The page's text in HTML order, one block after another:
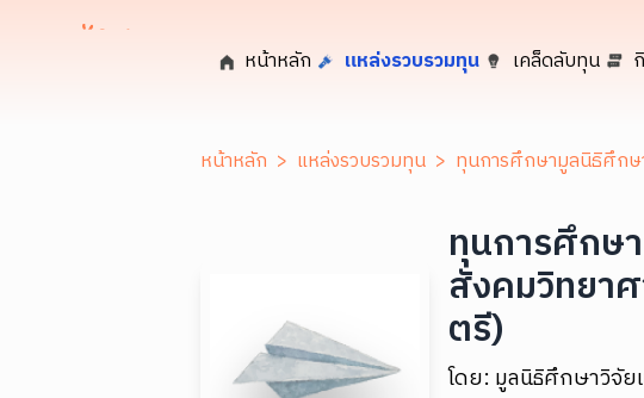
หน้าหลัก แหล่งรวบรวมทุน เคล็ดลับทุน
หน้าหลัก > แหล่งรวบรวมทุน > ทุนการศึกษามูลนิธิศึกษ
ทุนการศึกษ
สังคมวิทยา
ตรี)
โดย: มูลนิธิศึกษาวิจัย